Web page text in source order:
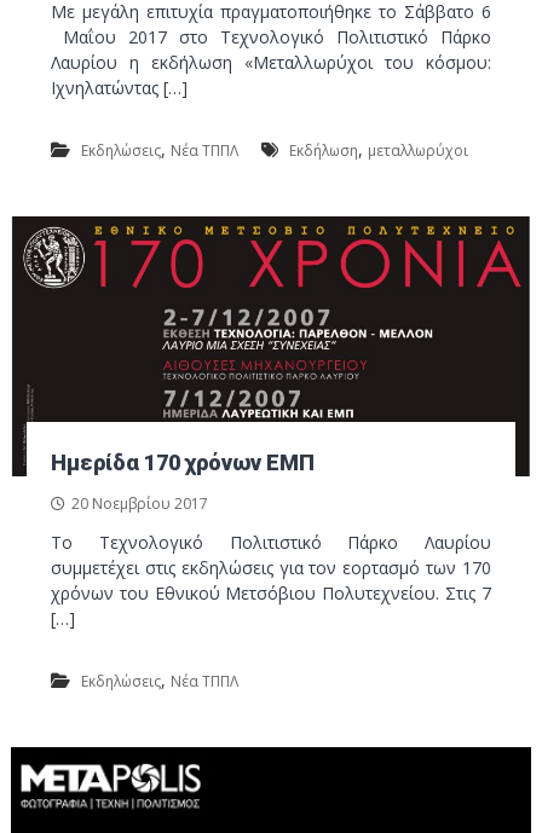
Με μεγάλη επιτυχία πραγματοποιήθηκε το Σάββατο 6
Μαΐου 2017 στο Τεχνολογικό Πολιτιστικό Πάρκο
Λαυρίου η εκδήλωση «Μεταλλωρύχοι του κόσμου:
Ιχνηλατώντας […]
Εκδηλώσεις, Νέα ΤΠΠΛ Εκδήλωση, μεταλλωρύχοι
Ημερίδα 170 χρόνων ΕΜΠ
20 Νοεμβρίου 2017
Το Τεχνολογικό Πολιτιστικό Πάρκο Λαυρίου
συμμετέχει στις εκδηλώσεις για τον εορτασμό των 170
χρόνων του Εθνικού Μετσόβιου Πολυτεχνείου. Στις 7
[…]
Εκδηλώσεις, Νέα ΤΠΠΛ